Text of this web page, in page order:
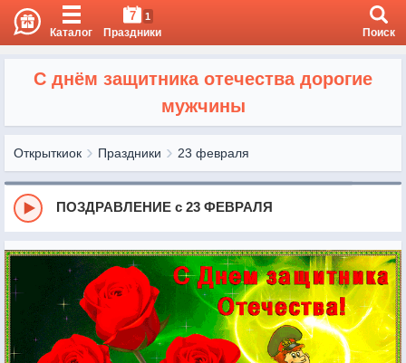
Каталог
7 1
Праздники Поиск
С днём защитника отечества дорогие
мужчины
Открыткиок Праздники 23 февраля
ПОЗДРАВЛЕНИЕ с 23 ФЕВРАЛЯ